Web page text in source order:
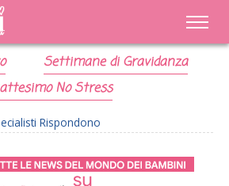
Settimane di Gravidanza
No Stress
Rispondono